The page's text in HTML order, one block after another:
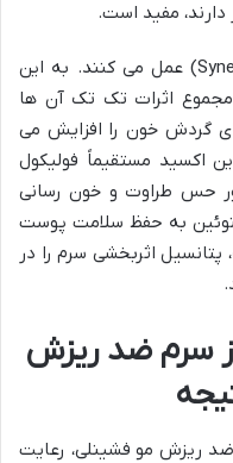
مفید است.
ترکیبات فوق، به صورت هم افزا (Synergy) عمل می کنند. به این
مجموع اثرات تک تک آن ها
ای گردش خون را افزایش می
اکسید مستقیماً فولیکول
حس طراوت و خون رسانی
به حفظ سلامت پوست
اثربخشی سرم را در
سرم ضد ریزش
ضد ریزش مو فشینلی، رعایت